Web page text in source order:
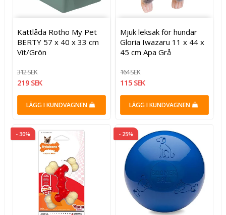
Kattlåda Rotho My Pet
BERTY 57 x 40 x 33 cm
Vit/Grön
312 SEK
219 SEK
LÄGG I KUNDVAGNEN
Mjuk leksak för hundar
Gloria Iwazaru 11 x 44 x
45 cm Apa Grå
164 SEK
115 SEK
LÄGG I KUNDVAGNEN
- 30% - 25%